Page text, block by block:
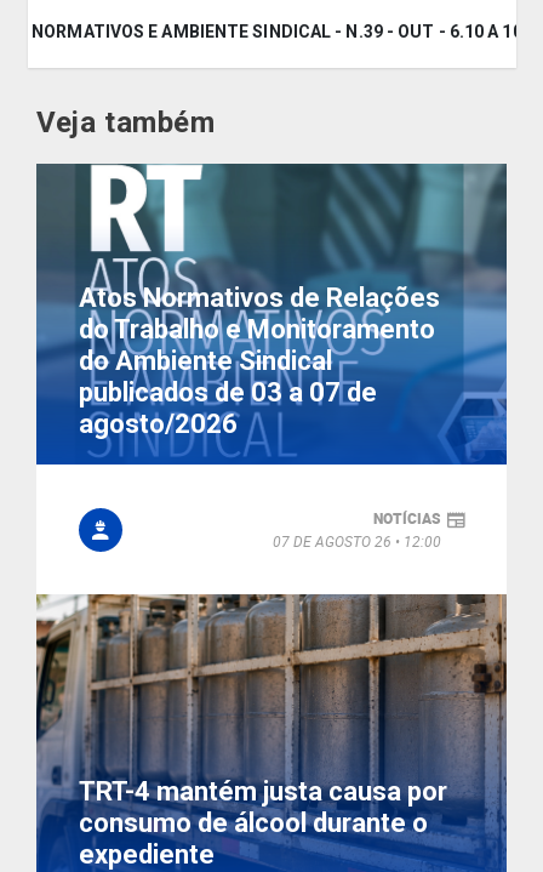
NORMATIVOS E AMBIENTE SINDICAL - N.39 - OUT - 6.10 A
Veja também
Atos Normativos de Relações
do Trabalho e Monitoramento
do Ambiente Sindical
publicados de 03 a 07 de
agosto/2026
NOTÍCIAS
07 DE AGOSTO 26
12:00
TRT-4 mantém justa causa por
consumo de álcool durante o
expediente